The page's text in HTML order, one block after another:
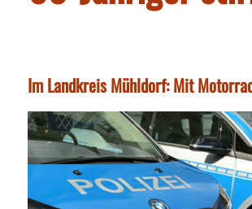
Im Landkreis Mühldorf: Mit